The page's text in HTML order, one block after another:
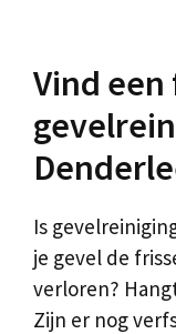
Vind
Is
je gevel de
verloren?
Zijn er nog